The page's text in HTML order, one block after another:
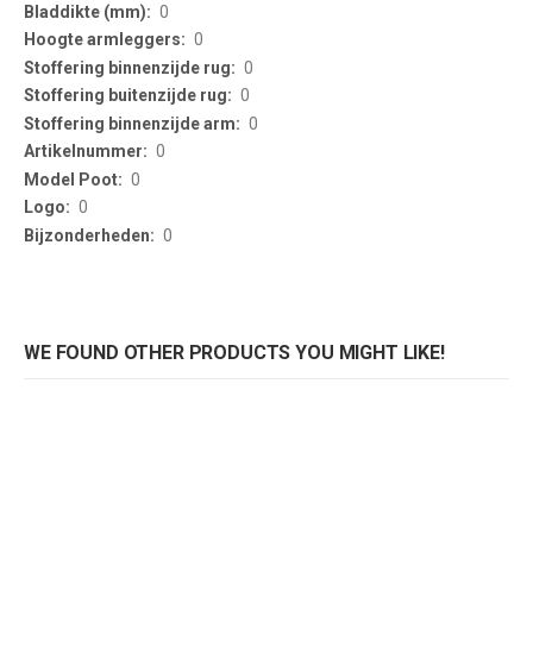
0
0
0
0
0
0
0
0
0
WE FOUND OTHER PRODUCTS YOU MIGHT LIKE!